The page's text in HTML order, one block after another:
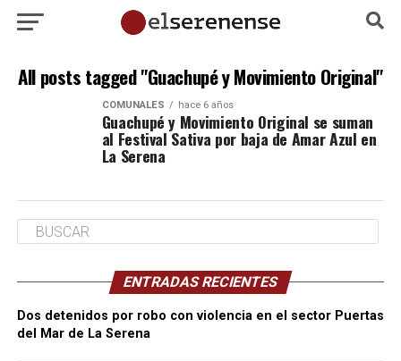
All posts tagged "Guachupé y Movimiento Original"
COMUNALES hace 6 años
Guachupé y Movimiento Original se suman
al Festival Sativa por baja de Amar Azul en
La Serena
ENTRADAS RECIENTES
Dos detenidos por robo con violencia en el sector Puertas
del Mar de La Serena